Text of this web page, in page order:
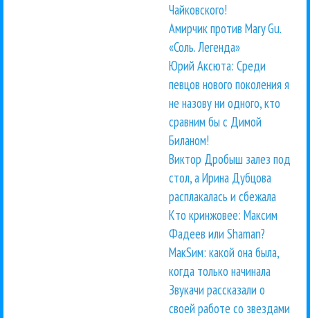
Чайковского!
Амирчик против Mary Gu.
«Соль. Легенда»
Юрий Аксюта: Среди
певцов нового поколения я
не назову ни одного, кто
сравним бы с Димой
Биланом!
Виктор Дробыш залез под
стол, а Ирина Дубцова
расплакалась и сбежала
Кто кринжовее: Максим
Фадеев или Shaman?
МакSим: какой она была,
когда только начинала
Звукачи рассказали о
своей работе со звездами